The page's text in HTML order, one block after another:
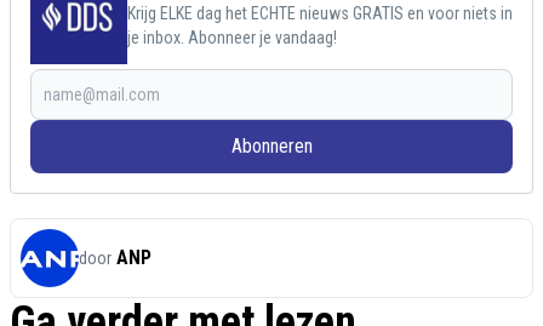
Krijg ELKE dag het ECHTE nieuws GRATIS en voor niets in
je inbox. Abonneer je vandaag!
Abonneren
door ANP